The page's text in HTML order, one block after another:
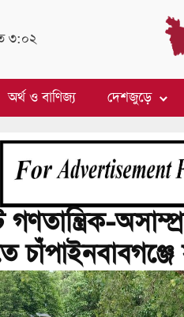
৩:০২
অর্থ ও বাণিজ্য দেশজুড়ে